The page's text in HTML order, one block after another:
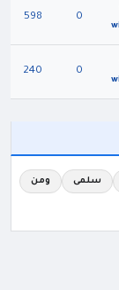
0
598
0
240
سلمى ومن